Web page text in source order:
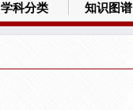
学科分类 知识图谱